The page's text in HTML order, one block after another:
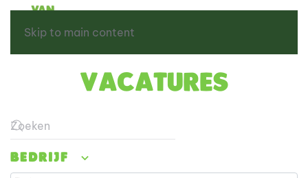
Skip to main content
Vacatures
Bedrijf